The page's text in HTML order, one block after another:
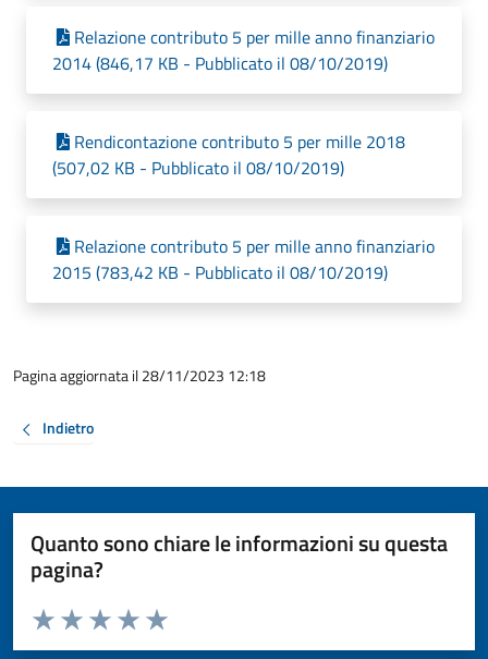
Relazione contributo 5 per mille anno finanziario
2014 (846,17 KB - Pubblicato il 08/10/2019)
Rendicontazione contributo 5 per mille 2018
(507,02 KB - Pubblicato il 08/10/2019)
Relazione contributo 5 per mille anno finanziario
2015 (783,42 KB - Pubblicato il 08/10/2019)
Pagina aggiornata il 28/11/2023 12:18
Indietro
Quanto sono chiare le informazioni su questa
pagina?
Valuta da 1 a 5 stelle la pagina
Valuta 5 stelle su 5
Valuta 4 stelle su 5
Valuta 3 stelle su 5
Valuta 2 stelle su 5
Valuta 1 stelle su 5